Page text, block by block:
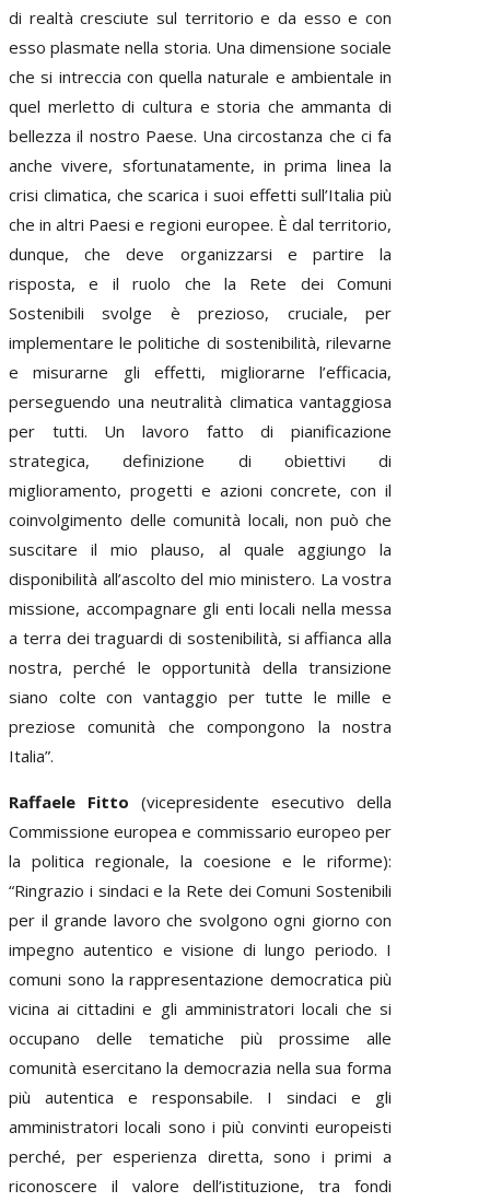
di realtà cresciute sul territorio e da esso e con
esso plasmate nella storia. Una dimensione sociale
che si intreccia con quella naturale e ambientale in
quel merletto di cultura e storia che ammanta di
bellezza il nostro Paese. Una circostanza che ci fa
anche vivere, sfortunatamente, in prima linea la
crisi climatica, che scarica i suoi effetti sull’Italia più
che in altri Paesi e regioni europee. È dal territorio,
dunque, che deve organizzarsi e partire la
risposta, e il ruolo che la Rete dei Comuni
Sostenibili svolge è prezioso, cruciale, per
implementare le politiche di sostenibilità, rilevarne
e misurarne gli effetti, migliorarne l’efficacia,
perseguendo una neutralità climatica vantaggiosa
per tutti. Un lavoro fatto di pianificazione
strategica, definizione di obiettivi di
miglioramento, progetti e azioni concrete, con il
coinvolgimento delle comunità locali, non può che
suscitare il mio plauso, al quale aggiungo la
disponibilità all’ascolto del mio ministero. La vostra
missione, accompagnare gli enti locali nella messa
a terra dei traguardi di sostenibilità, si affianca alla
nostra, perché le opportunità della transizione
siano colte con vantaggio per tutte le mille e
preziose comunità che compongono la nostra
Italia”.
Raffaele Fitto (vicepresidente esecutivo della
Commissione europea e commissario europeo per
la politica regionale, la coesione e le riforme):
“Ringrazio i sindaci e la Rete dei Comuni Sostenibili
per il grande lavoro che svolgono ogni giorno con
impegno autentico e visione di lungo periodo. I
comuni sono la rappresentazione democratica più
vicina ai cittadini e gli amministratori locali che si
occupano delle tematiche più prossime alle
comunità esercitano la democrazia nella sua forma
più autentica e responsabile. I sindaci e gli
amministratori locali sono i più convinti europeisti
perché, per esperienza diretta, sono i primi a
riconoscere il valore dell’istituzione, tra fondi